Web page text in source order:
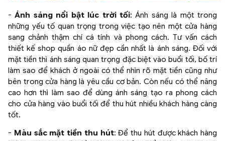
-Ánh sáng nổi bật lúc trời tối: Ánh sáng là một trong
những yếu tố quan trọng trong việc tạo nên một cửa hàng
sang chảnh thậm chí cá tính và phong cách. Tư vấn cách
thiết kế shop quần áo nữ đẹp cần nhất là ánh sáng. Đối với
mặt tiền thì ánh sáng quan trọng đặc biệt vào buổi tối, bố trí
làm sao để khách ở ngoài có thể nhìn rõ mặt tiền cũng như
bên trong cửa hàng là yêu cầu cơ bản. Còn nếu có thể nâng
cao hơn thì làm sao để dùng ánh sáng tạo ra phong cách
cho cửa hàng vào buổi tối để thu hút nhiều khách hàng càng
tốt.
- Màu sắc mặt tiền thu hút: Để thu hút được khách hàng